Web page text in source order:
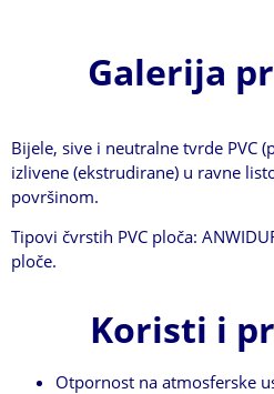
Galerija
Bijele, sive i neutralne tvrde PVC
izlivene (ekstrudirane) u ravne
površinom.
Tipovi čvrstih PVC ploča:
ploče.
Koristi i
Otpornost na atmosferske